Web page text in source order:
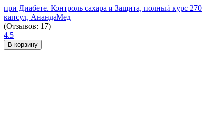
при Диабете. Контроль сахара и Защита, полный курс 270
капсул, АнандаМед
(Отзывов: 17)
4.5
В корзину